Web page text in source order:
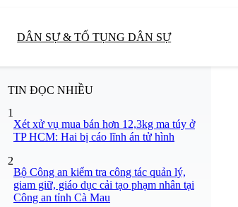
DÂN SỰ & TỐ TỤNG DÂN SỰ
TIN ĐỌC NHIỀU
1
Xét xử vụ mua bán hơn 12,3kg ma túy ở
TP HCM: Hai bị cáo lĩnh án tử hình
2
Bộ Công an kiểm tra công tác quản lý,
giam giữ, giáo dục cải tạo phạm nhân tại
Công an tỉnh Cà Mau